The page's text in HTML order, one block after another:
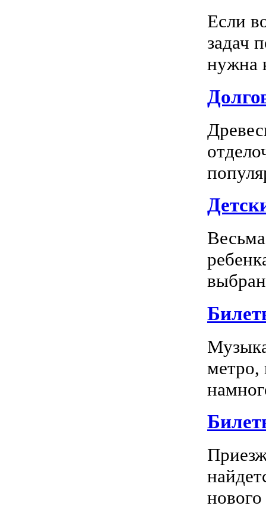
Если
задач
нужна
метро,